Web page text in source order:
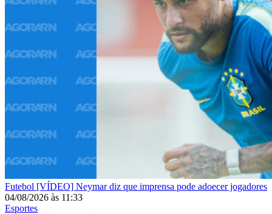
Futebol [VÍDEO] Neymar diz que imprensa pode adoecer jogadores
04/08/2026 às 11:33
Esportes